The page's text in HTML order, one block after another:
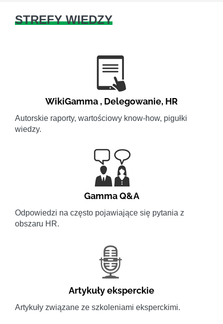
STREFY WIEDZY
WikiGamma , Delegowanie, HR
Autorskie raporty, wartościowy know-how, pigułki
wiedzy.
Gamma Q&A
Odpowiedzi na często pojawiające się pytania z
obszaru HR.
Artykuły eksperckie
Artykuły związane ze szkoleniami eksperckimi.